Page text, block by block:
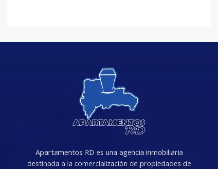
Apartamentos RD es una agencia inmobiliaria
destinada a la comercialización de propiedades de